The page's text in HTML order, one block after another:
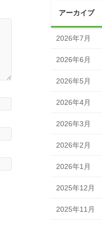
アーカイブ
2026年7月
2026年6月
2026年5月
2026年4月
2026年3月
2026年2月
2026年1月
2025年12月
2025年11月